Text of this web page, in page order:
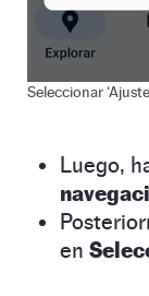
Seleccionar
Luego,
en